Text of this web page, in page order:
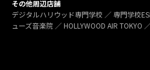
その他周辺店舗
デジタルハリウッド専門学校 ／ 専門学校
ューズ音楽院 ／ HOLLYWOOD AIR TOKYO